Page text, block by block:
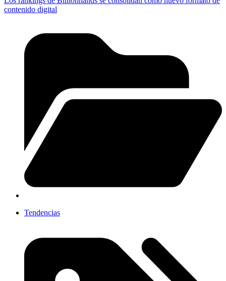
contenido digital
Tendencias